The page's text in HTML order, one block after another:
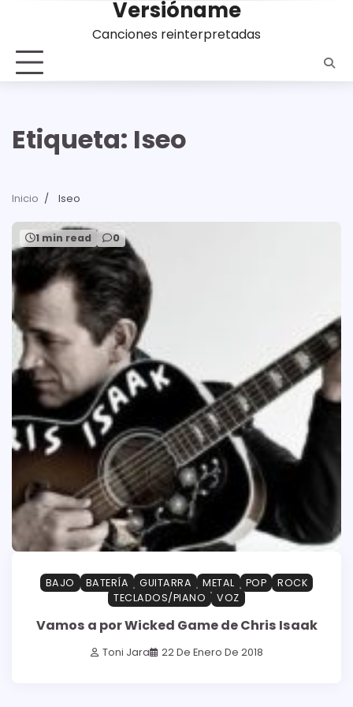
contenido
Versióname
Canciones reinterpretadas
Etiqueta: Iseo
Inicio Iseo
1 min read 0
BAJO BATERÍA GUITARRA METAL POP
ROCK
TECLADOS/PIANO
VOZ
Vamos a por Wicked Game de Chris Isaak
Toni Jara 22 De Enero De 2018